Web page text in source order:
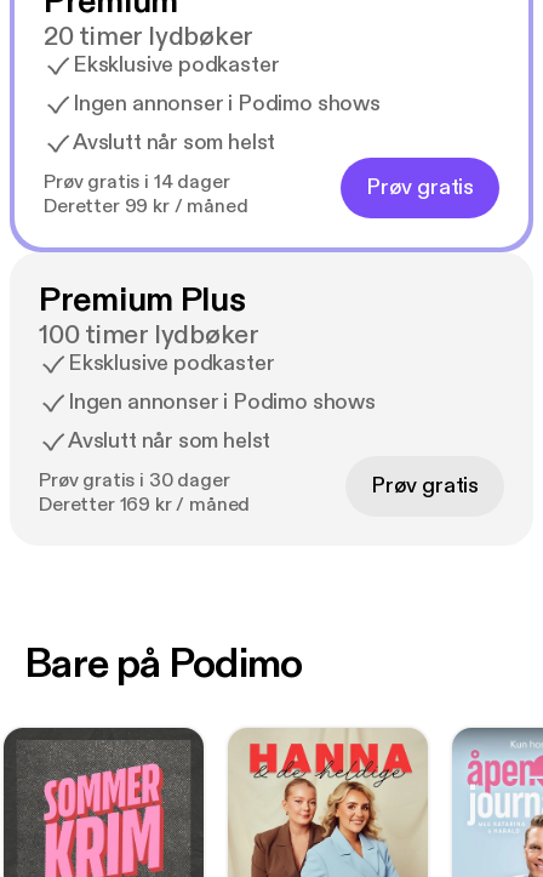
20 timer lydbøker
Eksklusive podkaster
Ingen annonser i Podimo shows
Avslutt når som helst
Prøv gratis i 14 dager
Deretter 99 kr / måned
Prøv gratis
Premium Plus
100 timer lydbøker
Eksklusive podkaster
Ingen annonser i Podimo shows
Avslutt når som helst
Prøv gratis i 30 dager
Deretter 169 kr / måned
Prøv gratis
Bare på Podimo